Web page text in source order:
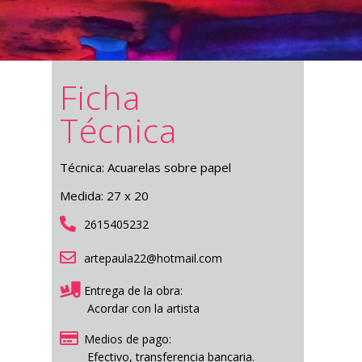
Ficha
Técnica
Técnica: Acuarelas sobre papel
Medida: 27 x 20
2615405232
artepaula22@hotmail.com
Entrega de la obra:
Acordar con la artista
Medios de pago:
Efectivo, transferencia bancaria.